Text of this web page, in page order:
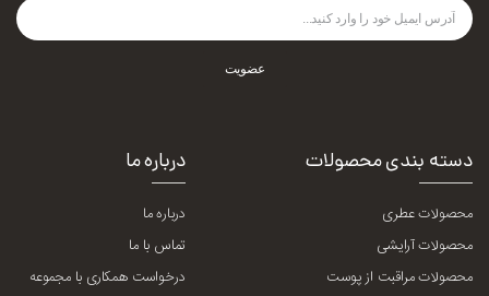
دسته بندی محصولات
محصولات عطری
محصولات آرایشی
محصولات مراقبت از پوست
درباره ما
درباره ما
تماس با ما
درخواست همکاری با مجموعه
عضویت